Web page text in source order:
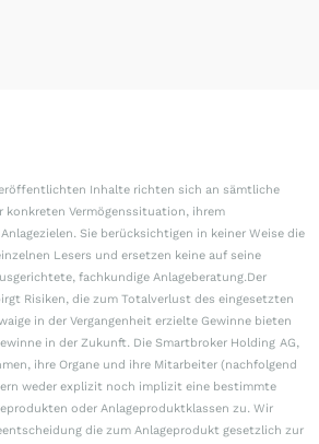
Inhalte richten sich an sämtliche
konkreten Vermögenssituation, ihrem
Sie berücksichtigen in keiner Weise die
Lesers und ersetzen keine auf seine
fachkundige Anlageberatung.Der
Risiken, die zum Totalverlust des eingesetzten
in der Vergangenheit erzielte Gewinne bieten
in der Zukunft. Die Smartbroker Holding AG,
ihre Organe und ihre Mitarbeiter (nachfolgend
weder explizit noch implizit eine bestimmte
oder Anlageproduktklassen zu. Wir
die zum Anlageprodukt gesetzlich zur